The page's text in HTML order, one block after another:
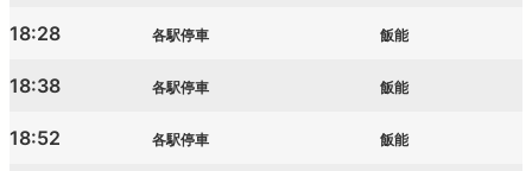
18:28 各駅停車 飯能
18:38 各駅停車 飯能
18:52 各駅停車 飯能